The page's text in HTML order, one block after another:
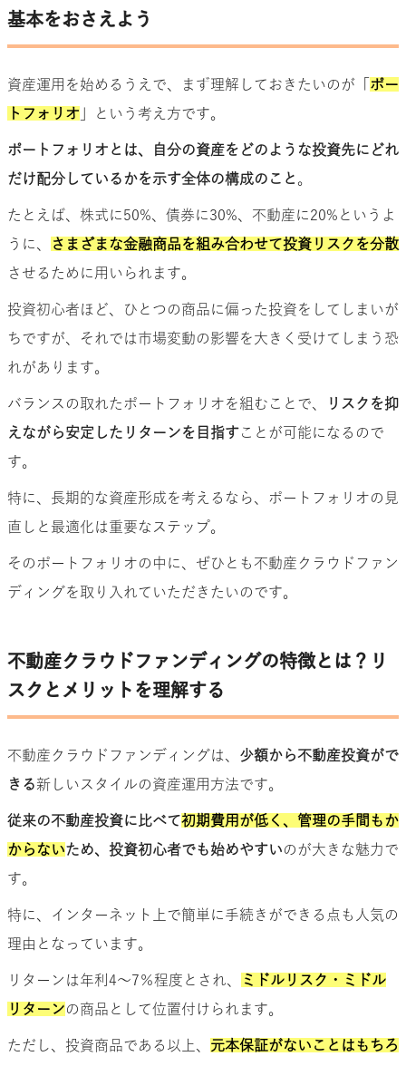
基本をおさえよう
資産運用を始めるうえで、まず理解しておきたいのが「 ポー
トフォリオ 」という考え方です。
ポートフォリオとは、自分の資産をどのような投資先にどれ
だけ配分しているかを示す全体の構成のこと 。
たとえば、株式に50%、債券に30%、不動産に20%というよ
うに、
さまざまな金融商品を組み合わせて投資リスクを分散
させるために用いられます。
投資初心者ほど、ひとつの商品に偏った投資をしてしまいが
ちですが、それでは市場変動の影響を大きく受けてしまう恐
れがあります。
バランスの取れたポートフォリオを組むことで、
リスクを抑
えながら安定したリターンを目指すことが可能になるので
す。
特に、長期的な資産形成を考えるなら、ポートフォリオの見
直しと最適化は重要なステップ。
そのポートフォリオの中に、ぜひとも不動産クラウドファン
ディングを取り入れていただきたいのです。
不動産クラウドファンディングの特徴とは？リ
スクとメリットを理解する
不動産クラウドファンディングは、 少額から不動産投資がで
きる新しいスタイルの資産運用方法です。
従来の不動産投資に比べて初期費用が低く、管理の手間もか
からないため、投資初心者でも始めやすいのが大きな魅力で
す。
特に、インターネット上で簡単に手続きができる点も人気の
理由となっています。
リターンは年利4〜7％程度とされ、
ミドルリスク・ミドル
リターンの商品として位置付けられます。
ただし、投資商品である以上、 元本保証がないことはもちろ